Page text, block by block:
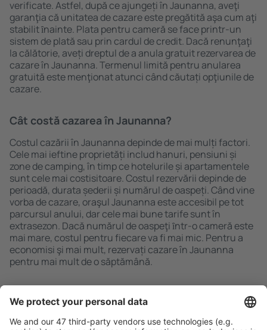
verificate. Astfel, după ce ajungeți în Jaunanna, aveţi
garanţia că unitatea de cazare este pregătită aşa cum aţi
stabilit ȋnainte. Plata pentru cameră se face printr-un
sistem de plată sau prin cardul de credit. Dacă renunţaţi
la călătorie, aveți dreptul de a anula gratuit rezervarea de
cazare în Jaunanna. Termenul limită pentru anularea
gratuită este menţionat atunci când căutați opţiunile de
cazare.
Cât costă cazarea în Jaunanna?
Costul cazării în Jaunanna depinde de mai mulți factori.
Cele mai ieftine proprietăți includ hanuri, pensiuni și
zone de camping, în timp ce hotelurile și apartamentele
sunt cele mai costisitoare. Costul rezervării depinde de
perioadă, durata șederii și numărul de oaspeți. Când vine
vorba de cazare, oraşul Jaunanna este accesibil pe tot
parcursul anului, dar cele mai bune tarife sunt în
extrasezon. Dacă numărul de oaspeţi ȋntr-o cameră este
mai mare, costul pentru fiecare va fi mai mic. Pentru a
economisi şi mai mult, rezervați cazare în Jaunanna
pentru mai mult de o săptămână.
Caută rapid şi uşor